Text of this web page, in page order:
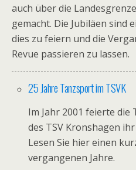
auch über die
gemacht. Die Jubiläen sind
dies zu feiern und die
Revue passieren zu lassen.
25 Jahre Tanzsport im TSVK
Im Jahr 2001 feierte
des TSV Kronshagen
Lesen Sie hier einen
vergangenen Jahre.